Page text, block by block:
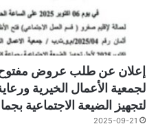
لجمعية الأعمال الخيرية
لتجهيز الضيعة الاجتماعية
2025-09-21